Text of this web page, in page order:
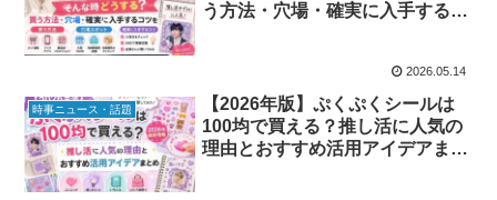
う方法・穴場・確実に入手するコ
2026.05.14
時事ニュース・話題
【2026年版】ぷくぷくシールは
100均で買える？推し活に人気の
理由とおすすめ活用アイデアまと